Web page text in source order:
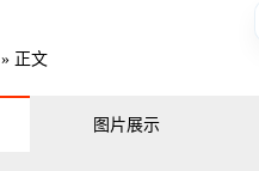
» 正文
图片展示